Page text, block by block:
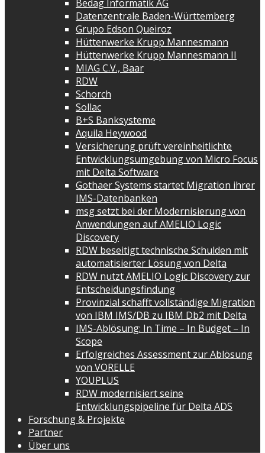
Bedag Informatik AG
Datenzentrale Baden-Württemberg
Grupo Edson Queiroz
Hüttenwerke Krupp Mannesmann
Hüttenwerke Krupp Mannesmann II
MIAG C.V., Baar
RDW
Schorch
Sollac
B+S Banksysteme
Aquila Heywood
Versicherung prüft vereinheitlichte
Entwicklungsumgebung von Micro Focus
mit Delta Software
Gothaer Systems startet Migration ihrer
IMS-Datenbanken
msg setzt bei der Modernisierung von
Anwendungen auf AMELIO Logic
Discovery
RDW beseitigt technische Schulden mit
automatisierter Lösung von Delta
RDW nutzt AMELIO Logic Discovery zur
Entscheidungsfindung
Provinzial schafft vollständige Migration
von IBM IMS/DB zu IBM Db2 mit Delta
IMS-Ablösung: In Time – In Budget – In
Scope
Erfolgreiches Assessment zur Ablösung
von VORELLE
YOUPLUS
RDW modernisiert seine
Entwicklungspipeline für Delta ADS
Forschung & Projekte
Partner
Über uns